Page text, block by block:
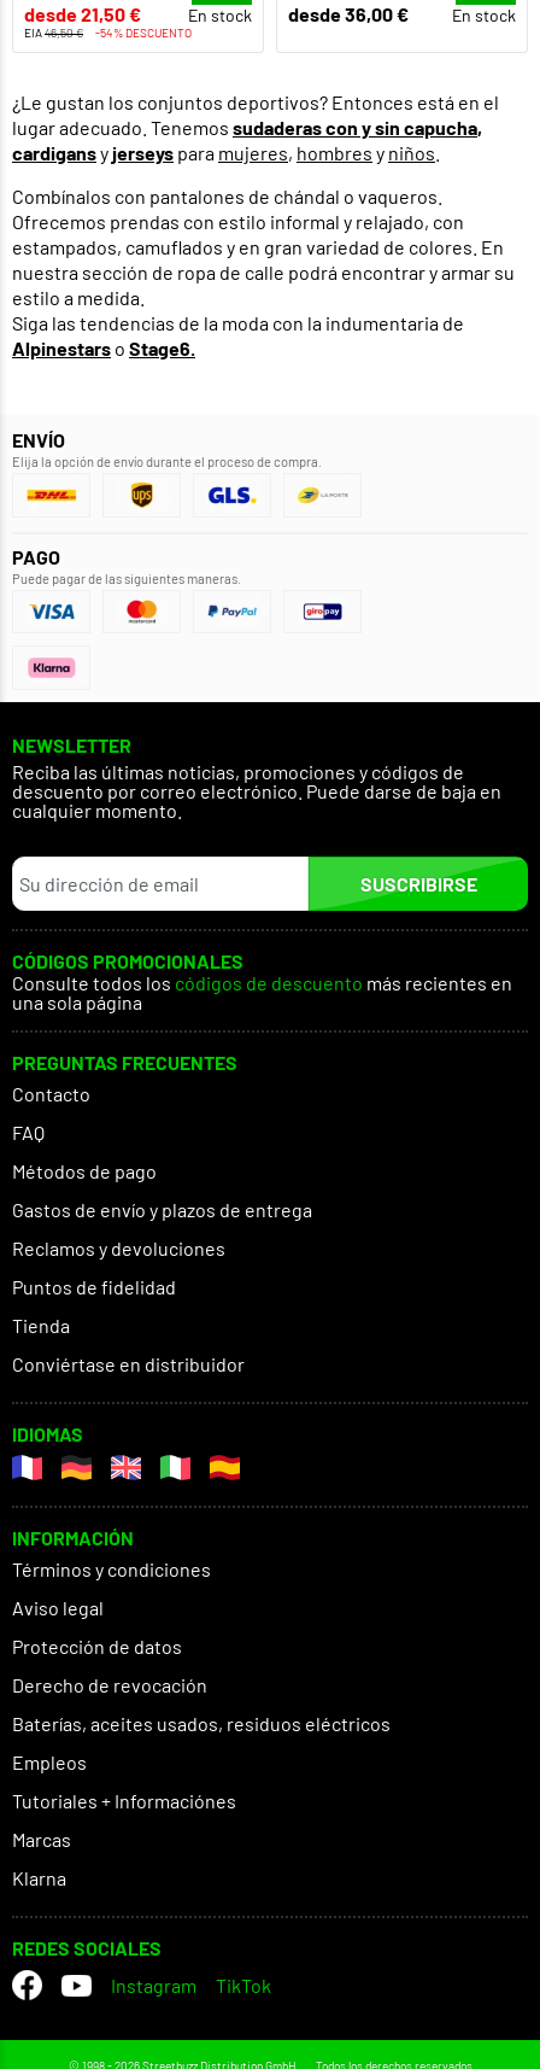
desde 21,50 € En stock
EIA46,50 € -54% DESCUENTO
desde 36,00 € En stock
¿Le gustan los conjuntos deportivos? Entonces está en el
lugar adecuado. Tenemos sudaderas con y sin capucha,
cardigansy jerseys para mujeres, hombres y niños
Combínalos con pantalones de chándal o vaqueros.
Ofrecemos prendas con estilo informal y relajado, con
estampados, camuflados y en gran variedad de colores. En
nuestra sección de ropa de calle podrá encontrar y armar su
estilo a medida.
Siga las tendencias de la moda con la indumentaria de
Alpinestars o Stage6.
ENVÍO
Elija la opción de envío durante el proceso de compra.
PAGO
Puede pagar de las siguientes maneras.
NEWSLETTER
Reciba las últimas noticias, promociones y códigos de
descuento por correo electrónico. Puede darse de baja en
cualquier momento.
SUSCRIBIRSE
CÓDIGOS PROMOCIONALES
Consulte todos los códigos de descuento más recientes en
una sola página
PREGUNTAS FRECUENTES
Contacto
FAQ
Métodos de pago
Gastos de envío y plazos de entrega
Reclamos y devoluciones
Puntos de fidelidad
Tienda
Conviértase en distribuidor
IDIOMAS
INFORMACIÓN
Términos y condiciones
Aviso legal
Protección de datos
Derecho de revocación
Baterías, aceites usados, residuos eléctricos
Empleos
Tutoriales + Informaciónes
Marcas
Klarna
REDES SOCIALES
Instagram
TikTok
© 1998 - 2026 Streetbuzz Distribution GmbH Todos los derechos reservados